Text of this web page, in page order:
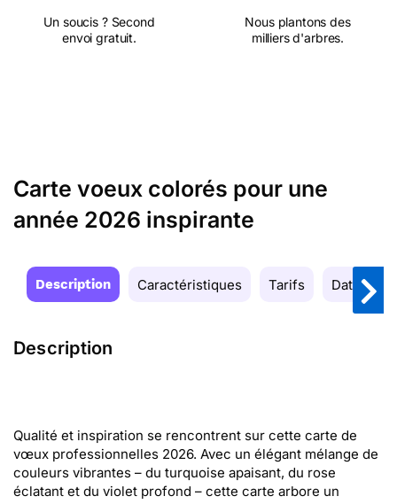
Un soucis ? Second
envoi gratuit.
Nous plantons des
milliers d'arbres.
Carte voeux colorés pour une
année 2026 inspirante
Description Caractéristiques Tarifs Date de
Description
Qualité et inspiration se rencontrent sur cette carte de
vœux professionnelles 2026. Avec un élégant mélange de
couleurs vibrantes – du turquoise apaisant, du rose
éclatant et du violet profond – cette carte arbore un